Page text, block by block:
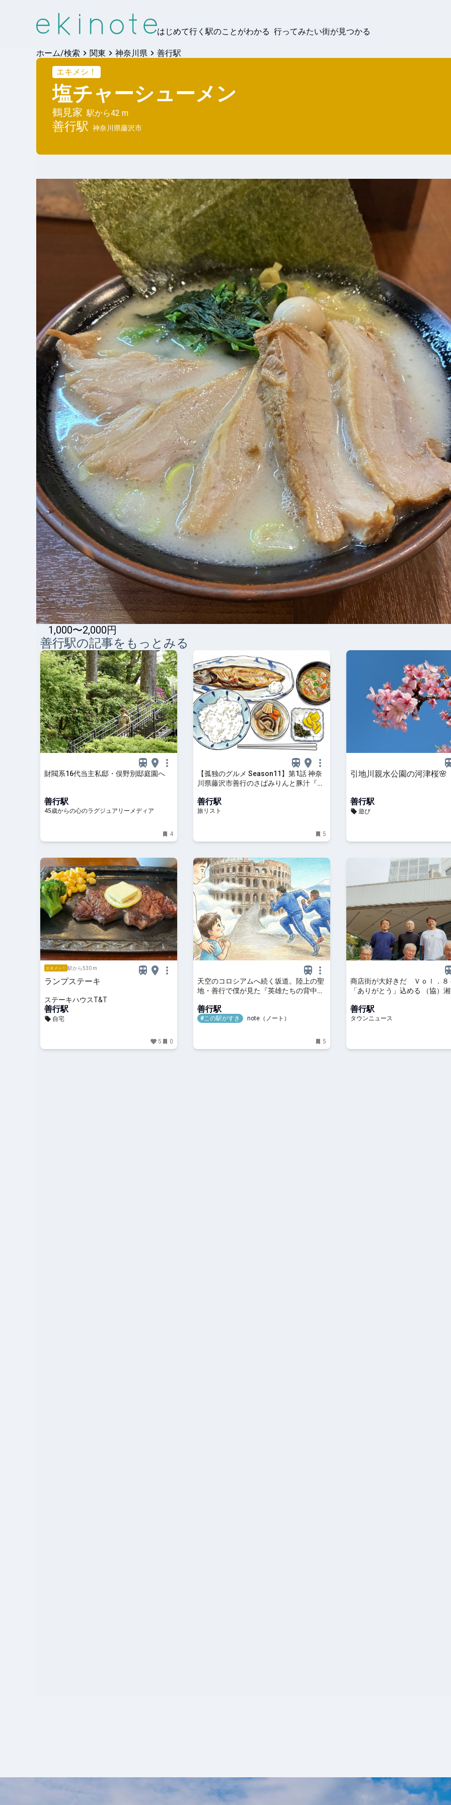
はじめて行く駅のことがわかる 行ってみたい街が見つかる
ホーム/検索 関東 神奈川県
善行駅
エキメシ！
塩チャーシューメン
鶴見家 駅から42 m
善行駅 神奈川県藤沢市
1,000〜2,000円
善行駅の記事をもっとみる
財閥系16代当主私邸・俣野別邸庭園へ
善行駅
45歳からの心のラグジュアリーメディア
4
【孤独のグルメ Season11】第1話 神奈
川県藤沢市善行のさばみりんと豚汁『お
スト
善行駅
旅リスト
5
引地川親水公園の河津桜🌸
善行駅
遊び
エキメシ！ 駅から530 m
ランプステーキ
ステーキハウスT&T
善行駅
自宅
5 0
天空のコロシアムへ続く坂道。陸上の聖
地・善行で僕が見た『英雄たちの背中』
善行駅
#この駅がすき note（ノート）
5
商店街が大好きだ Ｖｏｌ．８
「ありがとう」込める （協）
ウンニュース
善行駅
タウンニュース